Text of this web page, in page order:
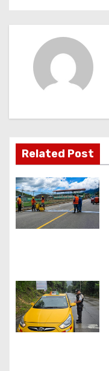
ó
n
d
e
e
r
a
Related Post